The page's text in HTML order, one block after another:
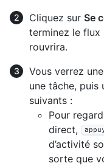
Cliquez sur Se
terminez le flux
rouvrira.
Vous verrez
une tâche, puis
suivants :
Pour
direct,
d’activité
sorte que